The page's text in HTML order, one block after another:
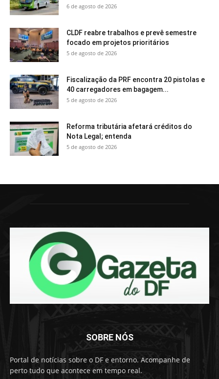
6 de agosto de 2026
CLDF reabre trabalhos e prevê semestre
focado em projetos prioritários
5 de agosto de 2026
Fiscalização da PRF encontra 20 pistolas e
40 carregadores em bagagem...
5 de agosto de 2026
Reforma tributária afetará créditos do
Nota Legal; entenda
5 de agosto de 2026
SOBRE NÓS
Portal de notícias sobre o DF e entorno. Acompanhe de
perto tudo que acontece em tempo real.